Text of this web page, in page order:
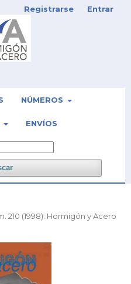
NÚMEROS
ENVÍOS
Registrarse Entrar
210 (1998): Hormigón y Acero